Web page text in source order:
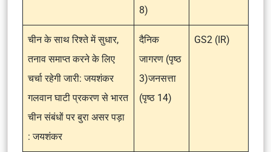
8)
चीन के साथ रिश्ते में सुधार,
तनाव समाप्त करने के लिए
चर्चा रहेगी जारी: जयशंकर
गलवान घाटी प्रकरण से भारत
चीन संबंधों पर बुरा असर पड़ा
: जयशंकर
दैनिक
जागरण (पृष्ठ
3)जनसत्ता
(पृष्ठ 14)
GS2 (IR)